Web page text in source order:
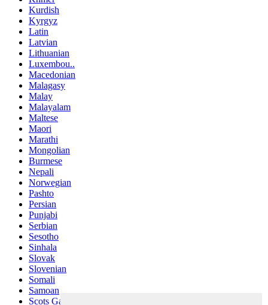
Kurdish
Kyrgyz
Latin
Latvian
Lithuanian
Luxembou..
Macedonian
Malagasy
Malay
Malayalam
Maltese
Maori
Marathi
Mongolian
Burmese
Nepali
Norwegian
Pashto
Persian
Punjabi
Serbian
Sesotho
Sinhala
Slovak
Slovenian
Somali
Samoan
Scots Gaelic